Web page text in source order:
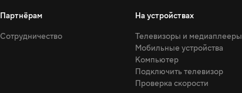
Партнёрам
Сотрудничество
На устройствах
Телевизоры и медиаплееры
Мобильные устройства
Компьютер
Подключить телевизор
Проверка скорости